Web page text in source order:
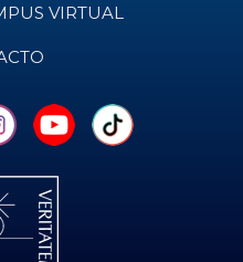
VIRTUAL